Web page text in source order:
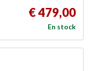
€ 479,00
En stock